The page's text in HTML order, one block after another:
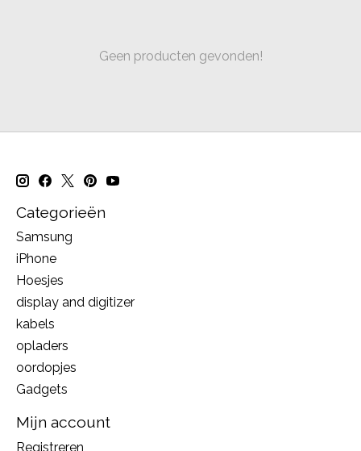
Geen producten gevonden!
Categorieën
Samsung
iPhone
Hoesjes
display and digitizer
kabels
opladers
oordopjes
Gadgets
Mijn account
Registreren